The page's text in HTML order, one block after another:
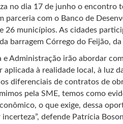
no dia 17 de junho o encontro
parceria com o Banco de
26 municípios. As cidades
barragem Córrego do Feijão,
Administração irão abordar
à realidade local, à luz
diferenciais de contratos de
pela SME, temos como
o que exige, dessa
defende Patrícia